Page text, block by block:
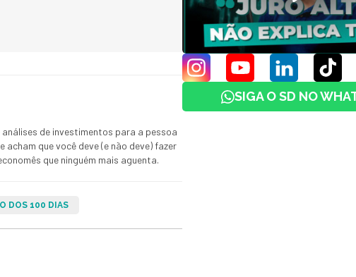
de investimentos para a pessoa
que você deve (e não deve) fazer
que ninguém mais aguenta.
DOS 100 DIAS
SIGA O SD NO